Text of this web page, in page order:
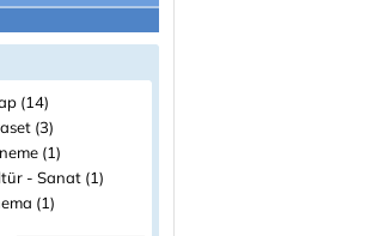
(14)
(3)
(1)
- Sanat (1)
(1)